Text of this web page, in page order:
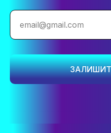
email@gmail.com